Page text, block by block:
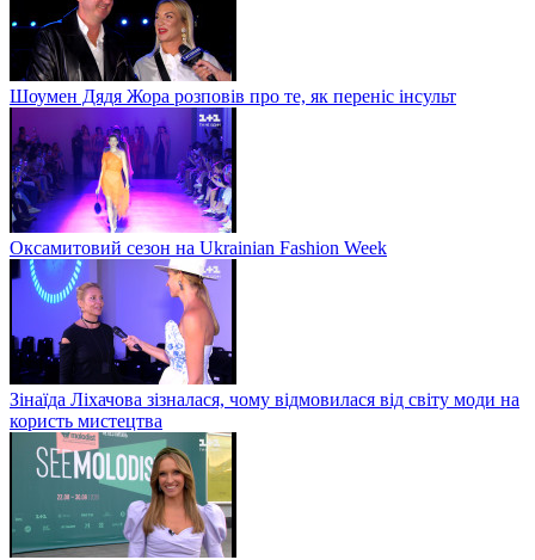
Шоумен Дядя Жора розповів про те, як переніс інсульт
Оксамитовий сезон на Ukrainian Fashion Week
Зінаїда Ліхачова зізналася, чому відмовилася від світу моди на
користь мистецтва